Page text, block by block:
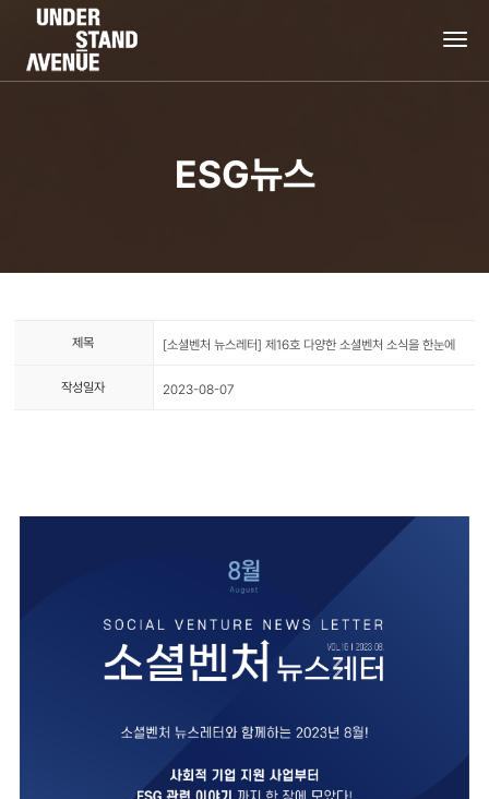
ESG뉴스
제목 [소셜벤처 뉴스레터] 제16호 다양한 소셜벤처 소식을 한눈에
작성일자 2023-08-07